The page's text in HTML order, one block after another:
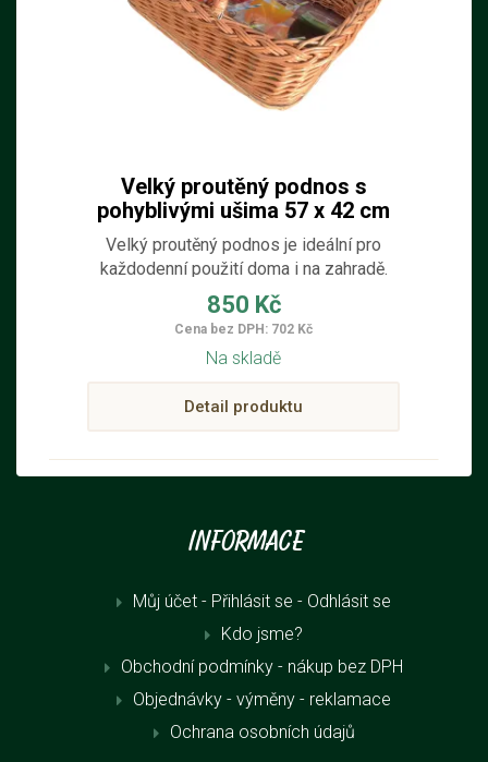
Velký proutěný podnos s
pohyblivými ušima 57 x 42 cm
Velký proutěný podnos je ideální pro
každodenní použití doma i na zahradě.
850 Kč
Cena bez DPH: 702 Kč
Na skladě
Detail produktu
Informace
Můj účet - Přihlásit se - Odhlásit se
Kdo jsme?
Obchodní podmínky - nákup bez DPH
Objednávky - výměny - reklamace
Ochrana osobních údajů